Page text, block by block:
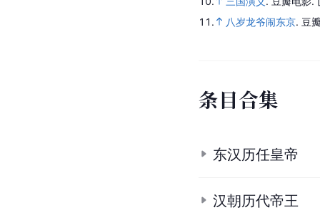
11.
八岁龙爷闹东京. 豆
条目合集
东汉历任皇帝
汉朝历代帝王